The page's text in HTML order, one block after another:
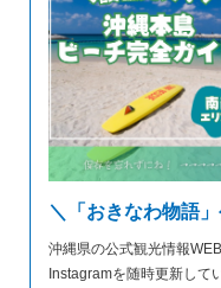
＼「おきなわ物語
沖縄県の公式観光情報
Instagramを随時更新して